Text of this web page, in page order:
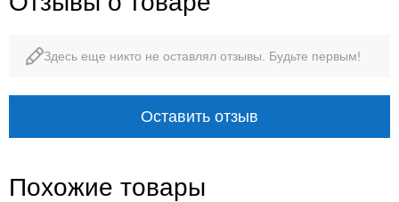
Здесь еще никто не оставлял отзывы. Будьте первым!
Оставить отзыв
Похожие товары